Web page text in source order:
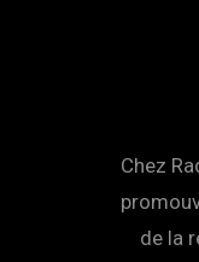
Chez
de la